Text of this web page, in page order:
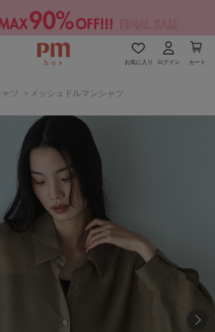
お気に入り ログイン カート
ャツ > メッシュドルマンシャツ